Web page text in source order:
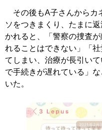
その後もA子さんからカ
ソをつきまくり、たまに
かれると、「警察の捜査
れることはできない」「
てしまい、治療が長引い
で手続きが遅れている」
いた。